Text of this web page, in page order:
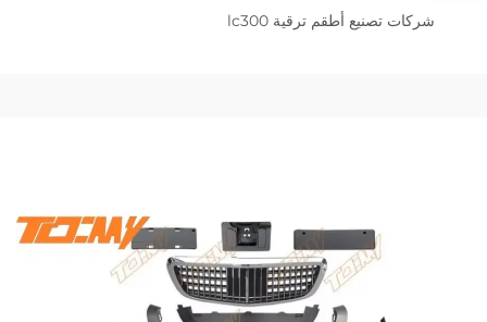
شركات تصنيع أطقم ترقية lc300